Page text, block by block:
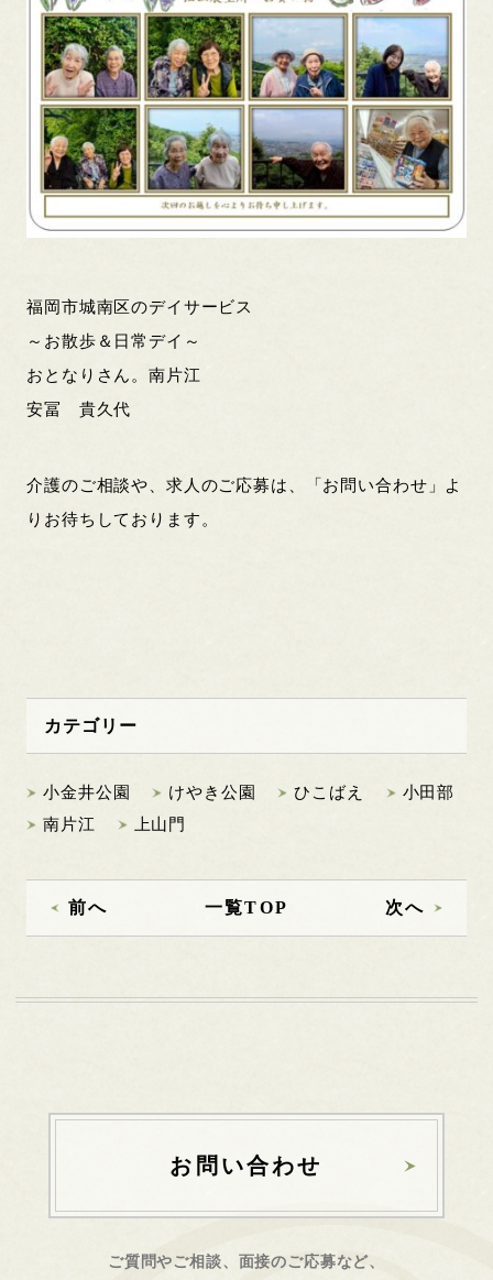
福岡市城南区のデイサービス
～お散歩＆日常デイ～
おとなりさん。南片江
安冨 貴久代
介護のご相談や、求人のご応募は、「お問い合わせ」よ
りお待ちしております。
カテゴリー
小金井公園 けやき公園 ひこばえ
小田部
南片江
上山門
前へ 一覧TOP 次へ
お問い合わせ
ご質問やご相談、面接のご応募など、